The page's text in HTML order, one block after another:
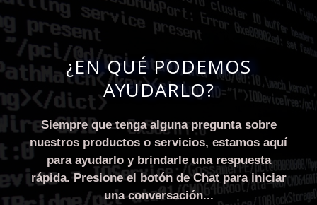
¿EN QUÉ PODEMOS
AYUDARLO?
Siempre que tenga alguna pregunta sobre
nuestros productos o servicios, estamos aquí
para ayudarlo y brindarle una respuesta
rápida. Presione el botón de Chat para iniciar
una conversación...